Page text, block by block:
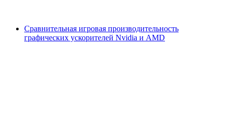
Сравнительная игровая производительность
графических ускорителей Nvidia и AMD